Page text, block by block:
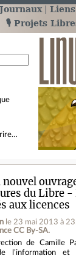
Journaux Liens
🎙️ Projets
du Libre -
aux licences
le 23 mai 2013 à
CC By‑SA.
de Camille
l’information